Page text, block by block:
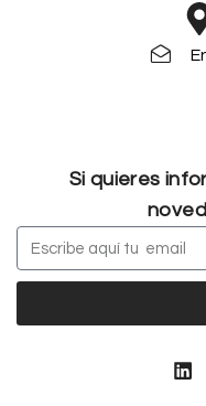
Si quieres